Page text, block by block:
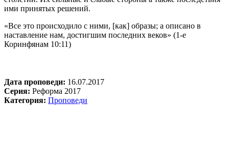
ими принятых решений.
«Все это происходило с ними, [как] образы; а описано в
наставление нам, достигшим последних веков» (1-е
Коринфянам 10:11)
Дата проповеди: 16.07.2017
Серия: Реформа 2017
Категория: Проповеди